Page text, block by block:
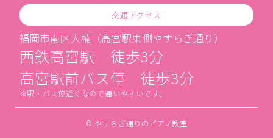
交通アクセス
福岡市南区大楠（高宮駅東側やすらぎ通り）
西鉄高宮駅 徒歩3分
高宮駅前バス停 徒歩3分
駅・バス停近くなので通いやすいです。
© やすらぎ通りのピアノ教室